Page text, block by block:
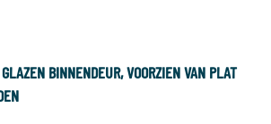
BINNENDEUR, VOORZIEN VAN PLAT